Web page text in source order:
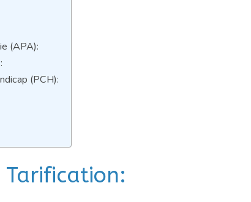
(APA):
(PCH):